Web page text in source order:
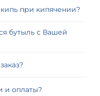
при кипячении?
бутыль с Вашей
и оплаты?